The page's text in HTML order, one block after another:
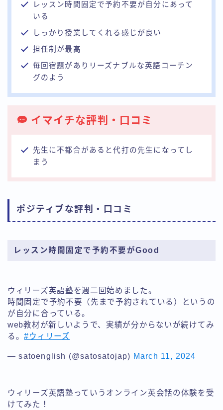
レッスン時間固定で予約不要が自分にあって
いる
しっかり授業してくれる感じが良い
担任制が最高
毎回宿題がありリーズナブルな英語コーチン
グのよう
イマイチな評判・口コミ
先生に不都合があると代打の先生になってし
まう
ポジティブな評判・口コミ
レッスン時間固定で予約不要がGood
ウィリーズ英語塾を週二回始めました。
時間固定で予約不要（先まで予約されている）というの
が自分に合っている。
web教材が新しいようで、実績が分からないが続けてみ
る。#ウィリーズ
— satoenglish (@satosatojap) March 11, 2024
ウィリーズ英語塾っていうオンライン英会話の体験を受
けてみた！